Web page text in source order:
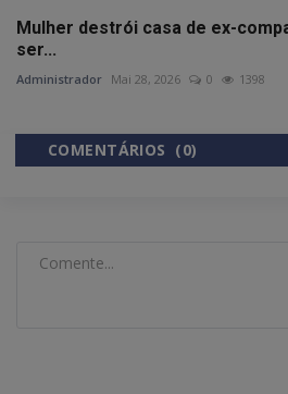
Mulher destrói casa de ex-
ser...
Administrador Mai 28, 2026 0 1398
COMENTÁRIOS (0)